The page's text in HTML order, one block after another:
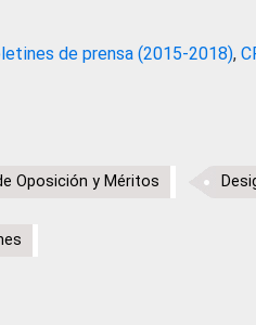
de prensa (2015-2018),
Oposición y Méritos